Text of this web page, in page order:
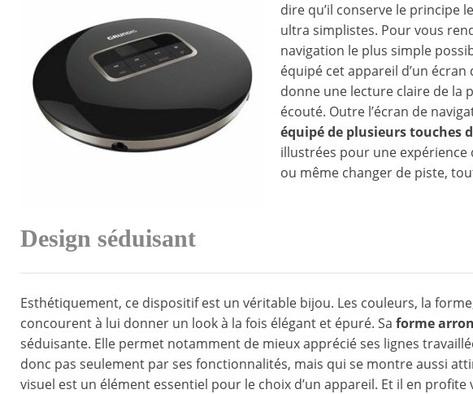
dire qu’il conserve le principe
ultra simplistes. Pour vous
navigation le plus simple
équipé cet appareil d’un
donne une lecture claire de
écouté. Outre l’écran de
équipé de plusieurs touches
illustrées pour une expérience
ou même changer de piste,
Design séduisant
Esthétiquement, ce dispositif est un véritable bijou. Les couleurs, la
concourent à lui donner un look à la fois élégant et épuré. Sa forme
séduisante. Elle permet notamment de mieux apprécié ses lignes
donc pas seulement par ses fonctionnalités, mais qui se montre aussi
visuel est un élément essentiel pour le choix d’un appareil. Et il en